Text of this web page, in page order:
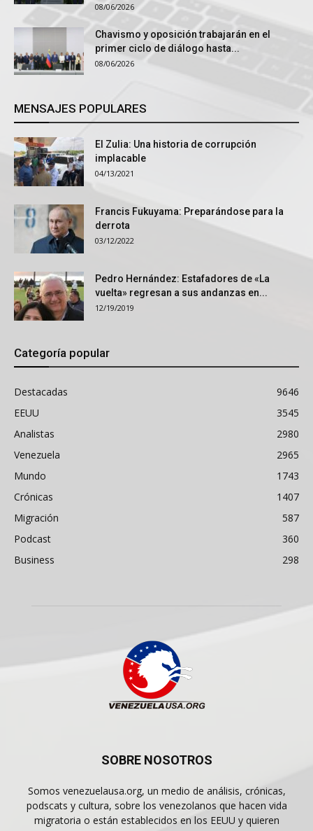
08/06/2026
Chavismo y oposición trabajarán en el
primer ciclo de diálogo hasta...
08/06/2026
MENSAJES POPULARES
El Zulia: Una historia de corrupción
implacable
04/13/2021
Francis Fukuyama: Preparándose para la
derrota
03/12/2022
Pedro Hernández: Estafadores de «La
vuelta» regresan a sus andanzas en...
12/19/2019
Categoría popular
Destacadas
9646
EEUU
3545
Analistas
2980
Venezuela
2965
Mundo
1743
Crónicas
1407
Migración
587
Podcast
360
Business
298
SOBRE NOSOTROS
Somos venezuelausa.org, un medio de análisis, crónicas,
podscats y cultura, sobre los venezolanos que hacen vida
migratoria o están establecidos en los EEUU y quieren